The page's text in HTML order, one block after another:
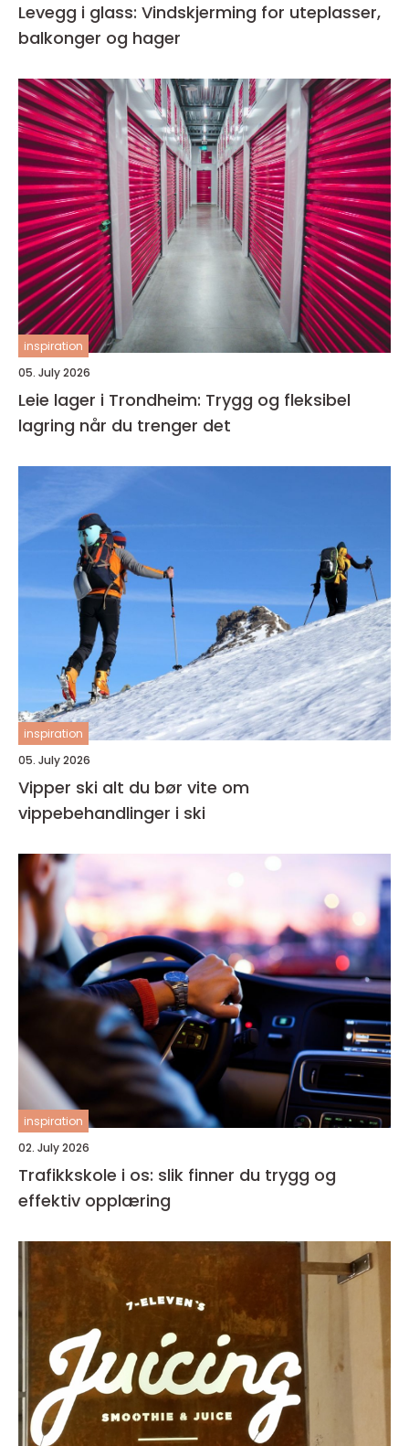
Levegg i glass: Vindskjerming for uteplasser,
balkonger og hager
inspiration
05. July 2026
Leie lager i Trondheim: Trygg og fleksibel
lagring når du trenger det
inspiration
05. July 2026
Vipper ski alt du bør vite om
vippebehandlinger i ski
inspiration
02. July 2026
Trafikkskole i os: slik finner du trygg og
effektiv opplæring